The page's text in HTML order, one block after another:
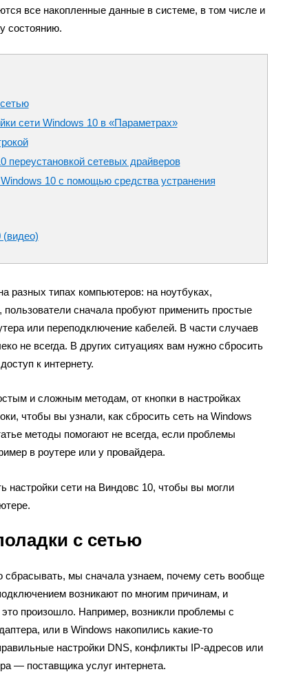
все накопленные данные в системе, в том числе и
состоянию.
сети Windows 10 в «Параметрах»
переустановкой сетевых драйверов
10 с помощью средства устранения
(видео)
разных типах компьютеров: на ноутбуках,
сначала пробуют применить простые
или переподключение кабелей. В части случаев
не всегда. В других ситуациях вам нужно сбросить
к интернету.
и сложным методам, от кнопки в настройках
чтобы вы узнали, как сбросить сеть на Windows
методы помогают не всегда, если проблемы
в роутере или у провайдера.
настройки сети на Виндовс 10, чтобы вы могли
с сетью
сбрасывать, мы сначала узнаем, почему сеть вообще
возникают по многим причинам, и
это произошло. Например, возникли проблемы с
или в Windows накопились какие-то
настройки DNS, конфликты IP-адресов или
— поставщика услуг интернета.